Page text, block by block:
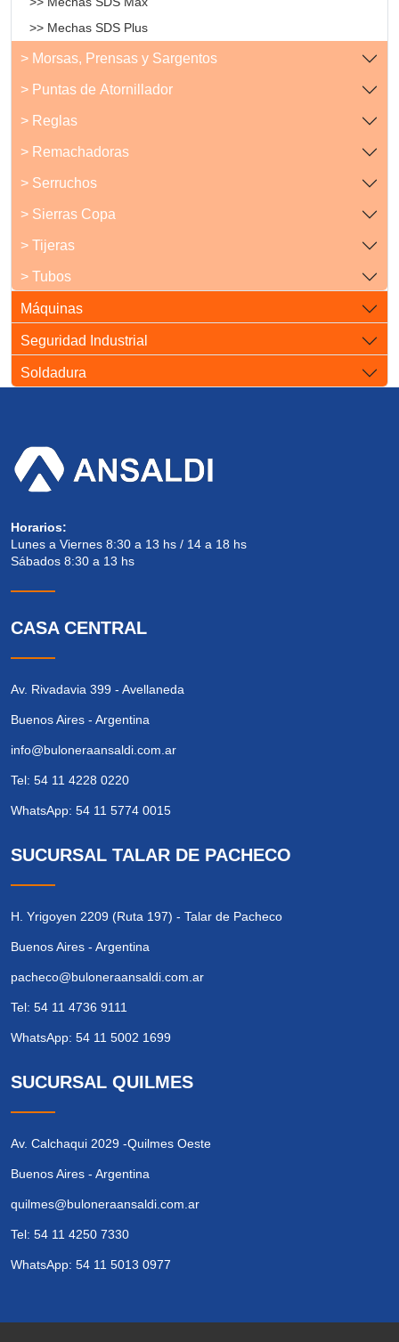
>> Mechas SDS Plus
> Morsas, Prensas y Sargentos
> Puntas de Atornillador
> Reglas
> Remachadoras
> Serruchos
> Sierras Copa
> Tijeras
> Tubos
Máquinas
Seguridad Industrial
Soldadura
Horarios:
Lunes a Viernes 8:30 a 13 hs / 14 a 18 hs
Sábados 8:30 a 13 hs
CASA CENTRAL
Av. Rivadavia 399 - Avellaneda
Buenos Aires - Argentina
info@buloneraansaldi.com.ar
Tel: 54 11 4228 0220
WhatsApp: 54 11 5774 0015
SUCURSAL TALAR DE PACHECO
H. Yrigoyen 2209 (Ruta 197) - Talar de Pacheco
Buenos Aires - Argentina
pacheco@buloneraansaldi.com.ar
Tel: 54 11 4736 9111
WhatsApp: 54 11 5002 1699
SUCURSAL QUILMES
Av. Calchaqui 2029 -Quilmes Oeste
Buenos Aires - Argentina
quilmes@buloneraansaldi.com.ar
Tel: 54 11 4250 7330
WhatsApp: 54 11 5013 0977